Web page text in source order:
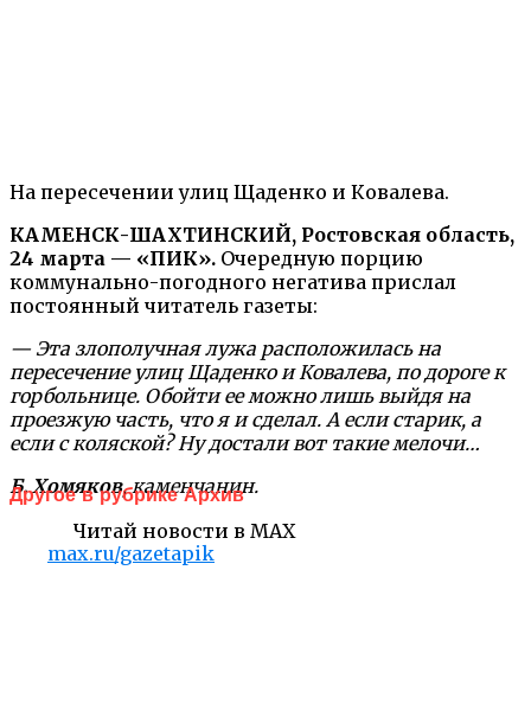
На пересечении улиц Щаденко и Ковалева.
КАМЕНСК-ШАХТИНСКИЙ, Ростовская область,
24 марта — «ПИК». Очередную порцию
коммунально-погодного негатива прислал
постоянный читатель газеты:
— Эта злополучная лужа расположилась на
пересечение улиц Щаденко и Ковалева, по дороге к
горбольнице. Обойти ее можно лишь выйдя на
проезжую часть, что я и сделал. А если старик, а
если с коляской? Ну достали вот такие мелочи…
Б. Хомяков, каменчанин.
Читай новости в MAX
max.ru/gazetapik
Другое в рубрике Архив